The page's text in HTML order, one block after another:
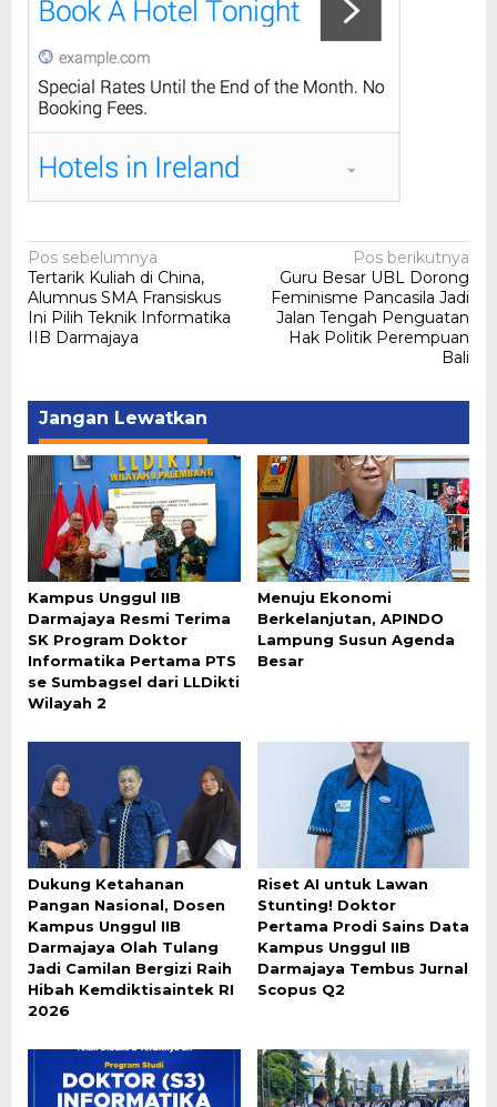
Navigasi
pos
Pos sebelumnya
Tertarik Kuliah di China,
Alumnus SMA Fransiskus
Ini Pilih Teknik Informatika
IIB Darmajaya
Pos berikutnya
Guru Besar UBL Dorong
Feminisme Pancasila Jadi
Jalan Tengah Penguatan
Hak Politik Perempuan
Bali
Jangan Lewatkan
Kampus Unggul IIB
Darmajaya Resmi Terima
SK Program Doktor
Informatika Pertama PTS
se Sumbagsel dari LLDikti
Wilayah 2
Menuju Ekonomi
Berkelanjutan, APINDO
Lampung Susun Agenda
Besar
Dukung Ketahanan
Pangan Nasional, Dosen
Kampus Unggul IIB
Darmajaya Olah Tulang
Jadi Camilan Bergizi Raih
Hibah Kemdiktisaintek RI
2026
Riset AI untuk Lawan
Stunting! Doktor
Pertama Prodi Sains Data
Kampus Unggul IIB
Darmajaya Tembus Jurnal
Scopus Q2